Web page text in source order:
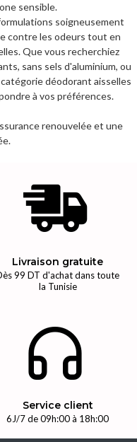
sensible.
soigneusement
contre les odeurs tout en
Que vous recherchiez
sans sels d'aluminium, ou
déodorant aisselles
à vos préférences.
renouvelée et une
Livraison gratuite
99 DT d'achat dans toute
la Tunisie
Service client
6J/7 de 09h:00 à 18h:00